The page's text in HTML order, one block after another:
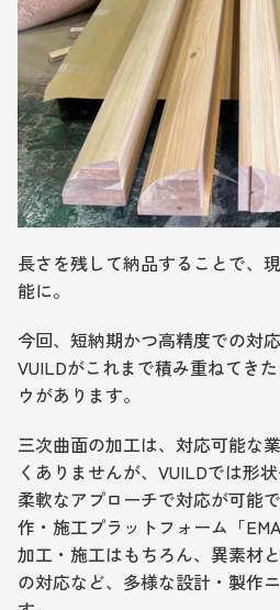
長さを残して納品することで、
能に。
今回、短納期かつ高精度での対
VUILDがこれまで積み重ねてき
ウがあります。
三次曲面の加工は、対応可能な
くありませんが、VUILDでは形
柔軟なアプローチで対応が可能
作・施工プラットフォーム「
加工・施工はもちろん、異素材
の対応など、多様な設計・製作